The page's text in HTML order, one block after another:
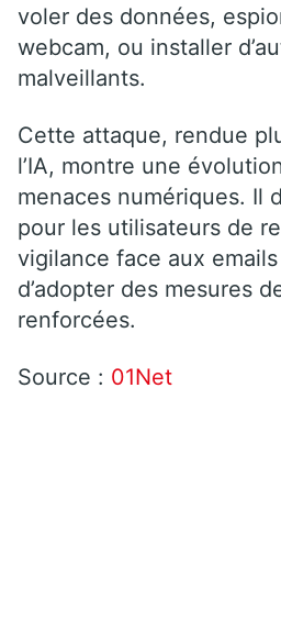
voler des données,
webcam, ou installer
malveillants.
Cette attaque, rendue
l’IA, montre une
menaces numériques. Il
pour les utilisateurs de
vigilance face aux
d’adopter des mesures
renforcées.
Source : 01Net